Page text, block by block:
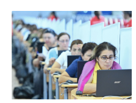
digər psixoaktiv maddələrlə ilk
tanışlıq əksər hallarda bu dövrd